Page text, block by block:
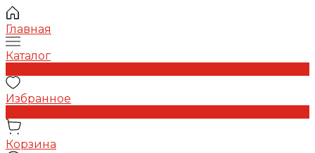
Главная
Каталог
Избранное
Корзина